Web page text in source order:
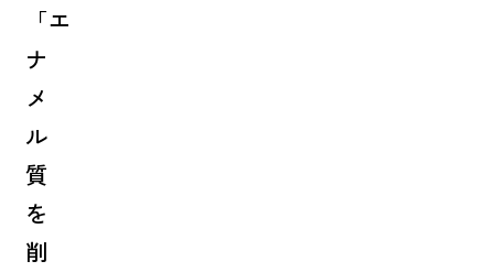
「エ
ナ
メ
ル
質
を
削